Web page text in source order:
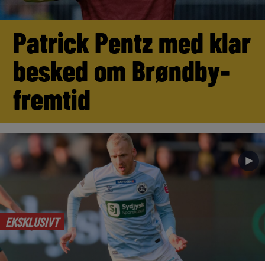
Patrick Pentz med klar
besked om Brøndby-
fremtid
EKSKLUSIVT
►